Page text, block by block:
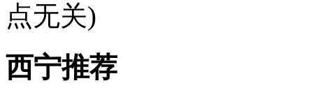
点无关)
西宁推荐